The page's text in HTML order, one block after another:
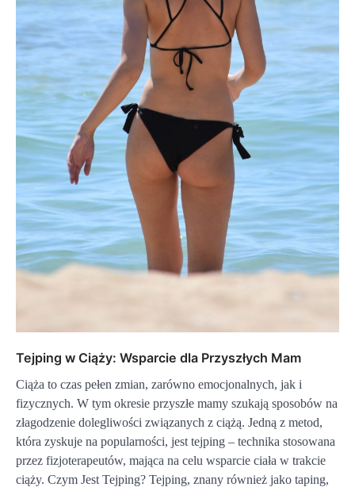
Tejping w Ciąży: Wsparcie dla Przyszłych Mam
Ciąża to czas pełen zmian, zarówno emocjonalnych, jak i
fizycznych. W tym okresie przyszłe mamy szukają sposobów na
złagodzenie dolegliwości związanych z ciążą. Jedną z metod,
która zyskuje na popularności, jest tejping – technika stosowana
przez fizjoterapeutów, mająca na celu wsparcie ciała w trakcie
ciąży. Czym Jest Tejping? Tejping, znany również jako taping,